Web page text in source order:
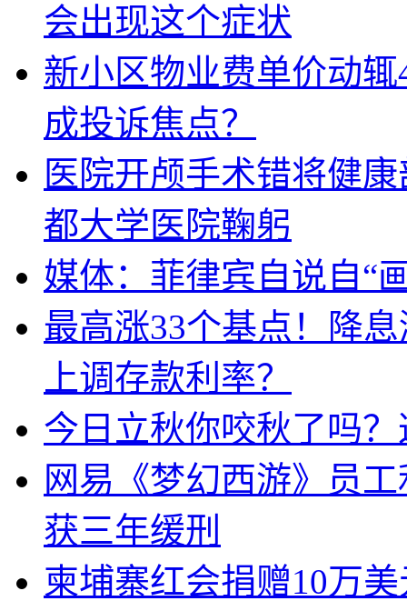
会出现这个症状
新小区物业费单价动
成投诉焦点？
医院开颅手术错将健
都大学医院鞠躬
媒体：菲律宾自说自“
最高涨33个基点！降
上调存款利率？
今日立秋你咬秋了吗
网易《梦幻西游》员
获三年缓刑
柬埔寨红会捐赠10万